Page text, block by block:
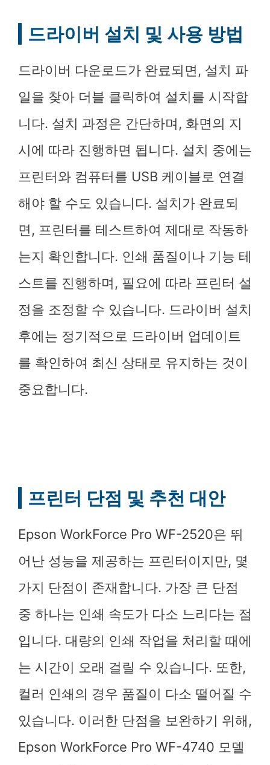
드라이버 설치 및 사용 방법
드라이버 다운로드가 완료되면, 설치 파
일을 찾아 더블 클릭하여 설치를 시작합
니다. 설치 과정은 간단하며, 화면의 지
시에 따라 진행하면 됩니다. 설치 중에는
프린터와 컴퓨터를 USB 케이블로 연결
해야 할 수도 있습니다. 설치가 완료되
면, 프린터를 테스트하여 제대로 작동하
는지 확인합니다. 인쇄 품질이나 기능 테
스트를 진행하며, 필요에 따라 프린터 설
정을 조정할 수 있습니다. 드라이버 설치
후에는 정기적으로 드라이버 업데이트
를 확인하여 최신 상태로 유지하는 것이
중요합니다.
프린터 단점 및 추천 대안
Epson WorkForce Pro WF-2520은 뛰
어난 성능을 제공하는 프린터이지만, 몇
가지 단점이 존재합니다. 가장 큰 단점
중 하나는 인쇄 속도가 다소 느리다는 점
입니다. 대량의 인쇄 작업을 처리할 때에
는 시간이 오래 걸릴 수 있습니다. 또한,
컬러 인쇄의 경우 품질이 다소 떨어질 수
있습니다. 이러한 단점을 보완하기 위해,
Epson WorkForce Pro WF-4740 모델